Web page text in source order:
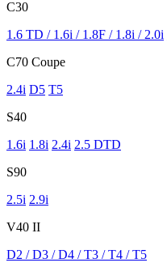
C30
1.6 TD / 1.6i / 1.8F / 1.8i / 2.0i
C70 Coupe
2.4i D5 T5
S40
1.6i 1.8i 2.4i 2.5 DTD
S90
2.5i 2.9i
V40 II
D2 / D3 / D4 / T3 / T4 / T5